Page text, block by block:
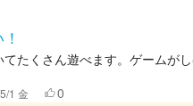
たくさん遊べます。ゲームが
1 金 0